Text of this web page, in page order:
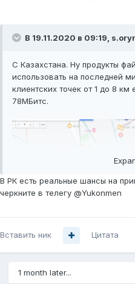
В 19.11.2020 в 09:19,
С Казахстана. Ну продукты
использовать на последней
клиентских точек от 1 до 8
78МБитс.
В РК есть реальные шансы на
черкните в телегу @Yukonmen
Вставить ник Цитата
1 month later...